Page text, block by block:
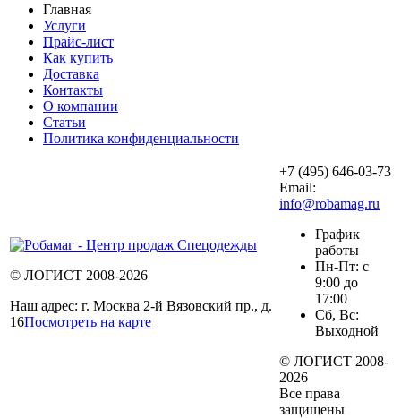
Главная
Услуги
Прайс-лист
Как купить
Доставка
Контакты
О компании
Статьи
Политика конфиденциальности
© ЛОГИСТ 2008-2026
Наш адрес: г. Москва 2-й Вязовский пр., д.
16Посмотреть на карте
+7 (495) 646-03-73
Email:
info@robamag.ru
График
работы
Пн-Пт: с
9:00 до
17:00
Сб, Вс:
Выходной
© ЛОГИСТ 2008-
2026
Все права
защищены